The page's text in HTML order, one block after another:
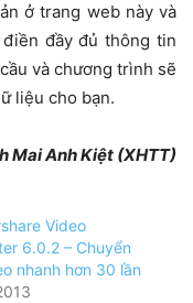
ở trang web này và
đầy đủ thông tin
và chương trình sẽ
liệu cho bạn.
Mai Anh Kiệt (XHTT)
Video
6.0.2 – Chuyển
nhanh hơn 30 lần